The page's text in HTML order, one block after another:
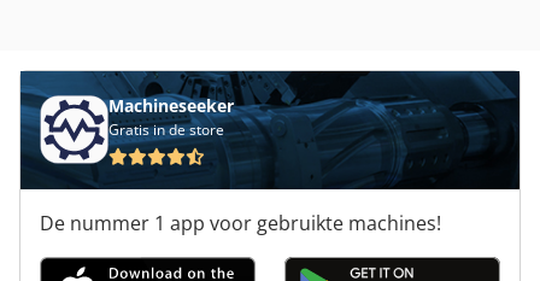
Machineseeker
Gratis in de store
De nummer 1 app voor gebruikte machines!